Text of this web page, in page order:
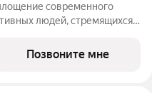
людей, стремящихся к
3 дома 10/24 этажа
Позвоните мне